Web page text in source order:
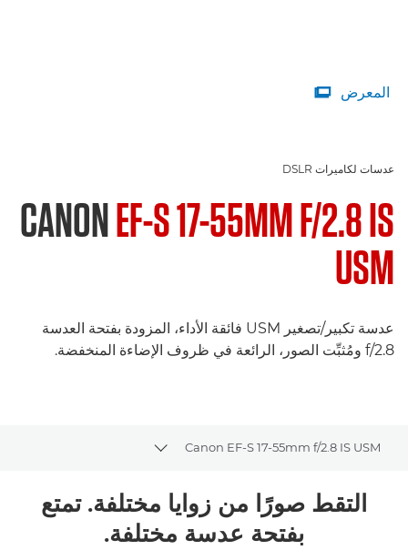
المعرض 
عدسات لكاميرات DSLR
CANONEF-S 17-55MM F/2.8 IS
USM
عدسة تكبير/تصغير USM فائقة الأداء، المزودة بفتحة العدسة
f/2.8 ومُثبِّت الصور، الرائعة في ظروف الإضاءة المنخفضة.
Canon EF-S 17-55mm f/2.8 IS USM
Toggle breadcrumbs
نظرة عامة
التقط صورًا من زوايا مختلفة. تمتع
بفتحة عدسة مختلفة.